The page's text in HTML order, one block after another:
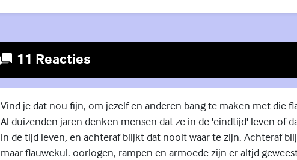
11 Reacties
Vind je dat nou fijn, om jezelf en anderen bang te maken met die
Al duizenden jaren denken mensen dat ze in de 'eindtijd' leven of
in de tijd leven, en achteraf blijkt dat nooit waar te zijn. Achteraf
maar flauwekul. oorlogen, rampen en armoede zijn er altjd